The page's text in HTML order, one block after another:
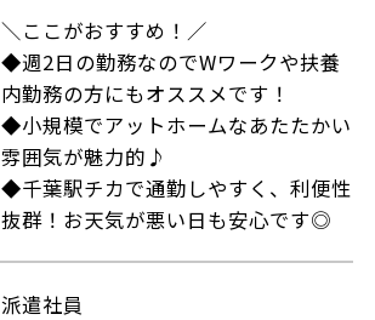
＼ここがおすすめ！／
◆週2日の勤務なのでWワークや扶養
内勤務の方にもオススメです！
◆小規模でアットホームなあたたかい
雰囲気が魅力的♪
◆千葉駅チカで通勤しやすく、利便性
抜群！お天気が悪い日も安心です◎
派遣社員